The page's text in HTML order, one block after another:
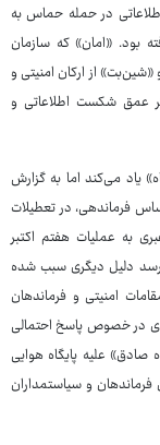
در حمله حماس به
بود. «امان» که سازمان
از ارکان امنیتی و
عمق شکست اطلاعاتی و
یاد می‌کند اما به گزارش
فرماندهی، در تعطیلات
به عملیات هفتم اکتبر
دلیل دیگری سبب شده
امنیتی و فرماندهان
وی در خصوص پاسخ احتمالی
علیه پایگاه هوایی
و سیاستمداران